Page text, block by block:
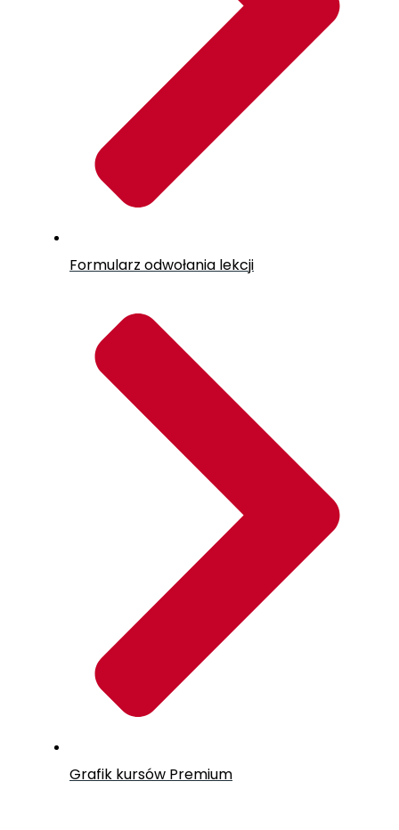
Formularz odwołania lekcji
Grafik kursów Premium